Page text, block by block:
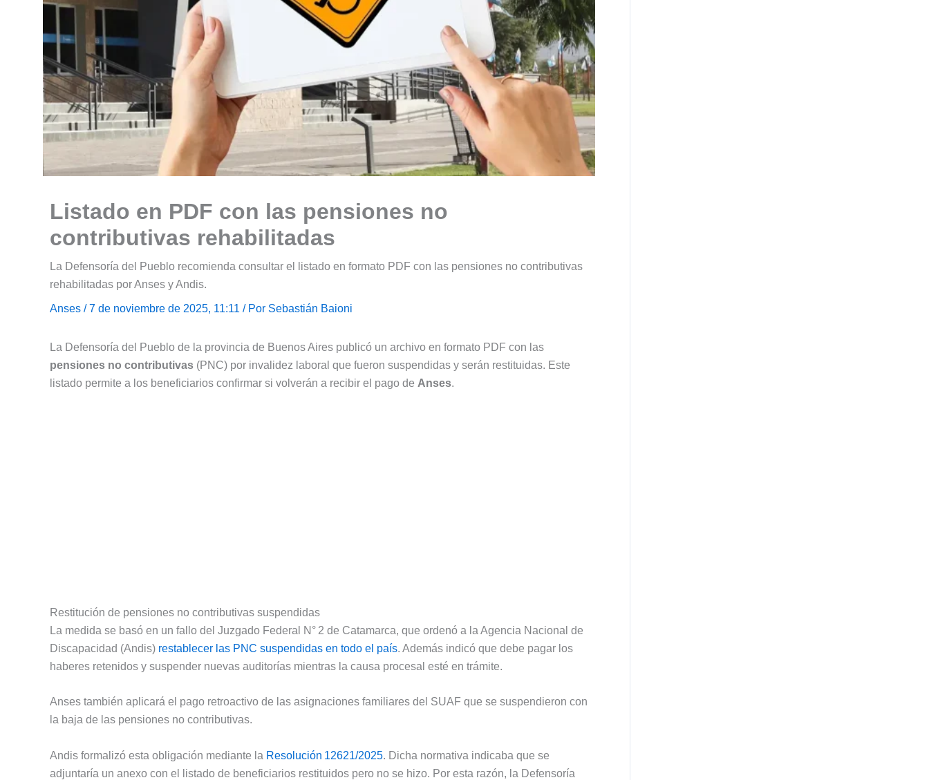
Listado en PDF con las pensiones no
contributivas rehabilitadas
La Defensoría del Pueblo recomienda consultar el listado en formato PDF con las pensiones no contributivas
rehabilitadas por Anses y Andis.
Anses / 7 de noviembre de 2025, 11:11 / Por Sebastián Baioni
La Defensoría del Pueblo de la provincia de Buenos Aires publicó un archivo en formato PDF con las
pensiones no contributivas (PNC) por invalidez laboral que fueron suspendidas y serán restituidas. Este
listado permite a los beneficiarios confirmar si volverán a recibir el pago de Anses.
Restitución de pensiones no contributivas suspendidas
La medida se basó en un fallo del Juzgado Federal N° 2 de Catamarca, que ordenó a la Agencia Nacional de
Discapacidad (Andis) restablecer las PNC suspendidas en todo el país. Además indicó que debe pagar los
haberes retenidos y suspender nuevas auditorías mientras la causa procesal esté en trámite.
Anses también aplicará el pago retroactivo de las asignaciones familiares del SUAF que se suspendieron con
la baja de las pensiones no contributivas.
Andis formalizó esta obligación mediante la Resolución 12621/2025. Dicha normativa indicaba que se
adjuntaría un anexo con el listado de beneficiarios restituidos pero no se hizo. Por esta razón, la Defensoría